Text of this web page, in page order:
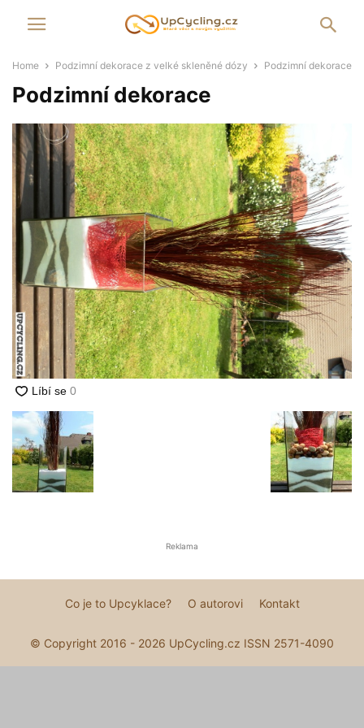
Home Podzimní dekorace z velké skleněné dózy Podzimní dekorace
Podzimní dekorace
Reklama
Co je to Upcyklace? O autorovi Kontakt
© Copyright 2016 - 2026 UpCycling.cz ISSN 2571-4090